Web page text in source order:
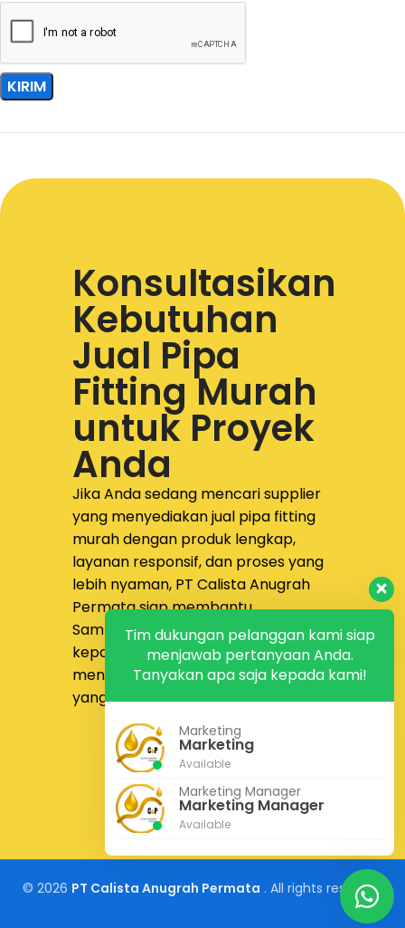
Konsultasikan
Kebutuhan
Jual Pipa
Fitting Murah
untuk Proyek
Anda
Jika Anda sedang mencari supplier
yang menyediakanjual pipa fitting
murah dengan produk lengkap,
layanan responsif, dan proses yang
lebih nyaman, PT Calista Anugrah
Permatasiap membantu.
Sampaikan kebutuhan proyek Anda
kepada tim kami untuk
mendapatkan solusi pengadaan
yang lebih tepat dan efisien.
Konsultasi Gratis
Kontak Kami
© 2026 PT Calista Anugrah Permata . All rights reserved
Tim dukungan pelanggan kami siap
menjawab pertanyaan Anda.
Tanyakan apa saja kepada kami!
Marketing
Marketing
Available
Marketing Manager
Marketing Manager
Available